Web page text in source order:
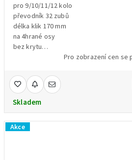
pro 9/10/11/12 kolo
převodník 32 zubů
délka klik 170 mm
na 4hrané osy
bez krytu
hmotnost 692 g /váženo/
OEM balení
Pro zobrazení cen se
Skladem
Akce